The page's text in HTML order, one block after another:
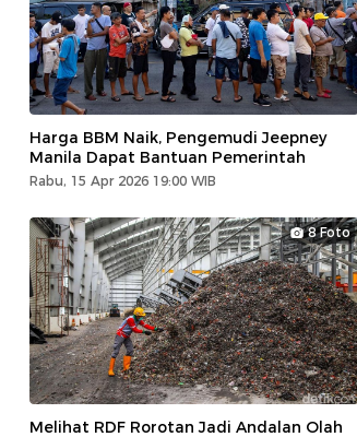
Harga BBM Naik, Pengemudi Jeepney
Manila Dapat Bantuan Pemerintah
Rabu, 15 Apr 2026 19:00 WIB
8 Foto
Melihat RDF Rorotan Jadi Andalan Olah